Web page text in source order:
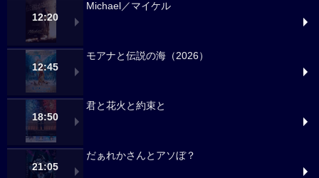
12:20
Michael／マイケル
12:45
モアナと伝説の海（2026）
18:50
君と花火と約束と
21:05
だぁれかさんとアソぼ？